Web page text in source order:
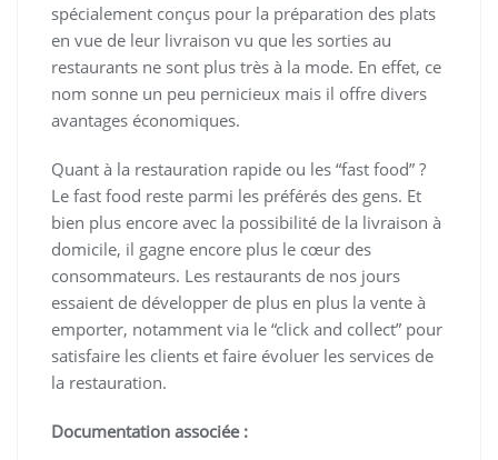
spécialement conçus pour la préparation des plats
en vue de leur livraison vu que les sorties au
restaurants ne sont plus très à la mode. En effet, ce
nom sonne un peu pernicieux mais il offre divers
avantages économiques.
Quant à la restauration rapide ou les “fast food” ?
Le fast food reste parmi les préférés des gens. Et
bien plus encore avec la possibilité de la livraison à
domicile, il gagne encore plus le cœur des
consommateurs. Les restaurants de nos jours
essaient de développer de plus en plus la vente à
emporter, notamment via le “click and collect” pour
satisfaire les clients et faire évoluer les services de
la restauration.
Documentation associée :